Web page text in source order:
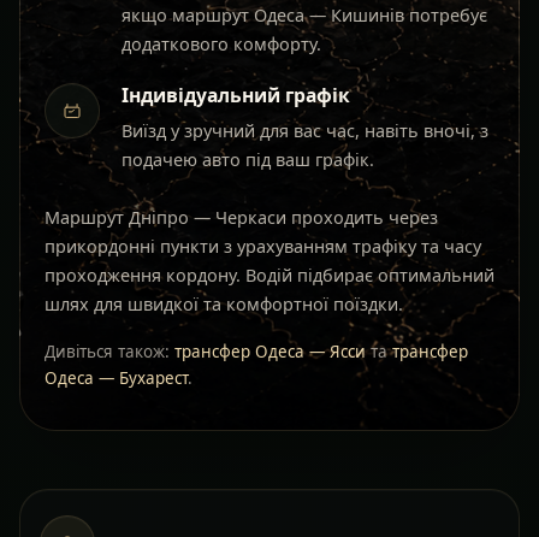
якщо маршрут Одеса — Кишинів потребує
додаткового комфорту.
Індивідуальний графік
Виїзд у зручний для вас час, навіть вночі, з
подачею авто під ваш графік.
Маршрут Дніпро — Черкаси проходить через
прикордонні пункти з урахуванням трафіку та часу
проходження кордону. Водій підбирає оптимальний
шлях для швидкої та комфортної поїздки.
Дивіться також: трансфер Одеса — Ясситатрансфер
Одеса — Бухарест.